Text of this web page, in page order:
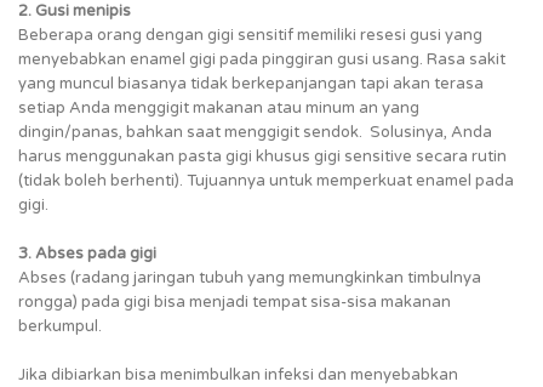
2. Gusi menipis
Beberapa orang dengan gigi sensitif memiliki resesi gusi yang
menyebabkan enamel gigi pada pinggiran gusi usang. Rasa sakit
yang muncul biasanya tidak berkepanjangan tapi akan terasa
setiap Anda menggigit makanan atau minum an yang
dingin/panas, bahkan saat menggigit sendok. Solusinya, Anda
harus menggunakan pasta gigi khusus gigi sensitive secara rutin
(tidak boleh berhenti). Tujuannya untuk memperkuat enamel pada
gigi.
3. Abses pada gigi
Abses (radang jaringan tubuh yang memungkinkan timbulnya
rongga) pada gigi bisa menjadi tempat sisa-sisa makanan
berkumpul.
Jika dibiarkan bisa menimbulkan infeksi dan menyebabkan